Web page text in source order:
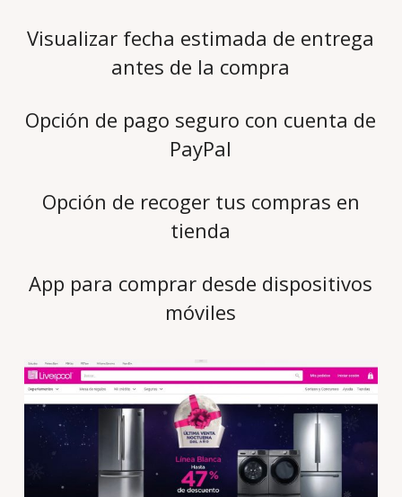
Visualizar fecha estimada de entrega
antes de la compra
Opción de pago seguro con cuenta de
PayPal
Opción de recoger tus compras en
tienda
App para comprar desde dispositivos
móviles